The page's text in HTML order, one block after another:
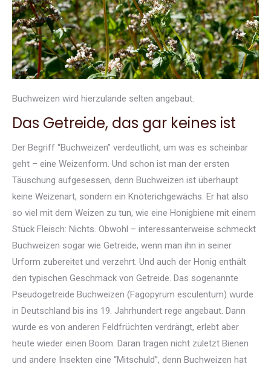
Buchweizen wird hierzulande selten angebaut.
Das Getreide, das gar keines ist
Der Begriff “Buchweizen” verdeutlicht, um was es scheinbar
geht – eine Weizenform. Und schon ist man der ersten
Täuschung aufgesessen, denn Buchweizen ist überhaupt
keine Weizenart, sondern ein Knöterichgewächs. Er hat also
so viel mit dem Weizen zu tun, wie eine Honigbiene mit einem
Stück Fleisch: Nichts. Obwohl – interessanterweise schmeckt
Buchweizen sogar wie Getreide, wenn man ihn in seiner
Urform zubereitet und verzehrt. Und auch der Honig enthält
den typischen Geschmack von Getreide. Das sogenannte
Pseudogetreide Buchweizen (Fagopyrum esculentum) wurde
in Deutschland bis ins 19. Jahrhundert rege angebaut. Dann
wurde es von anderen Feldfrüchten verdrängt, erlebt aber
heute wieder einen Boom. Daran tragen nicht zuletzt Bienen
und andere Insekten eine “Mitschuld”, denn Buchweizen hat